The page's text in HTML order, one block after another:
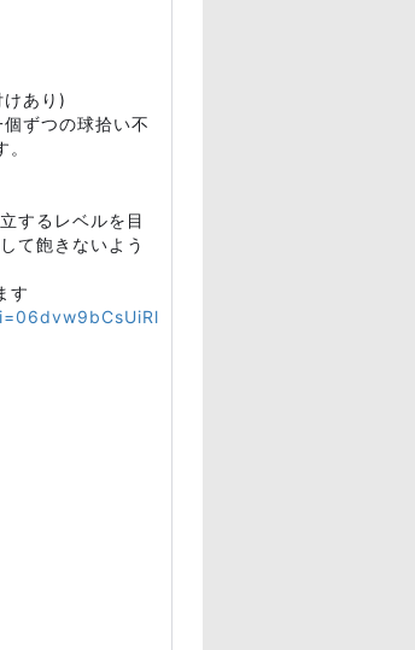
あり)
ずつの球拾い不
するレベルを目
て飽きないよう
す